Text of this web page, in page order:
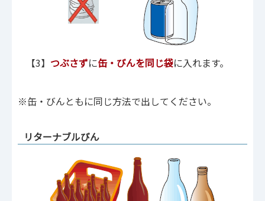
【3】 つぶさずに缶・びんを同じ袋に入れます。
※缶・びんともに同じ方法で出してください。
リターナブルびん